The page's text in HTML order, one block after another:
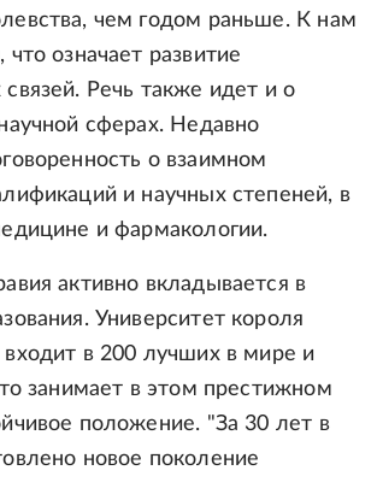
чем годом раньше. К нам
означает развитие
связей. Речь также идет и о
сферах. Недавно
о взаимном
и научных степеней, в
и фармакологии.
активно вкладывается в
Университет короля
в 200 лучших в мире и
занимает в этом престижном
положение. "За 30 лет в
новое поколение